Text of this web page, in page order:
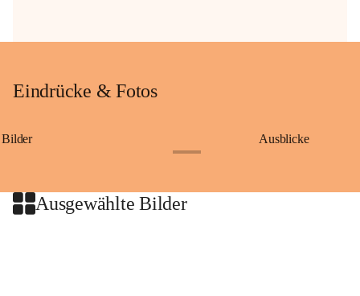
Eindrücke & Fotos
Bilder Ausblicke
Ausgewählte Bilder